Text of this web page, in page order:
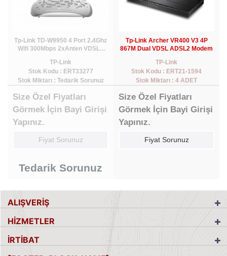
Tp-Link TD-W9950 4 Port 2.4Ghz
Wifi 300Mbps 2xAnten VDSL2
TP-Link
Stok Kodu : ERT33277
Stok Miktarı : Tedarik Sorunuz
Size Özel Fiyatları
Görmek İçin Bayi Girişi
Yapınız.
Fiyat Sorunuz
Tedarik Sorunuz
Tp-Link Archer VR400 V3 4P
867M Dual VDSL ADSL2 Modem
TP-Link
Stok Kodu : ERT21-1594
Stok Miktarı : 4 ADET
Size Özel Fiyatları
Görmek İçin Bayi Girişi
Yapınız.
Fiyat Sorunuz
ALIŞVERİŞ
HİZMETLER
İRTİBAT